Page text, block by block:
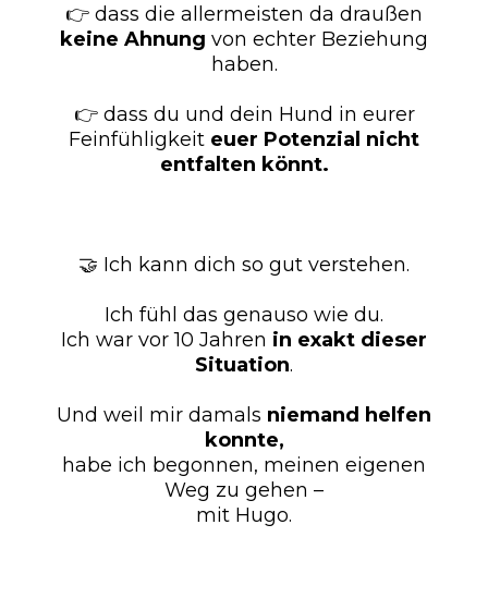
👉 dass die allermeisten da draußen
keine Ahnung von echter Beziehung
haben.
👉 dass du und dein Hund in eurer
Feinfühligkeit euer Potenzial nicht
entfalten könnt.
🤝 Ich kann dich so gut verstehen.
Ich fühl das genauso wie du.
Ich war vor 10 Jahren in exakt dieser
Situation.
Und weil mir damals niemand helfen
konnte,
habe ich begonnen, meinen eigenen
Weg zu gehen –
mit Hugo.